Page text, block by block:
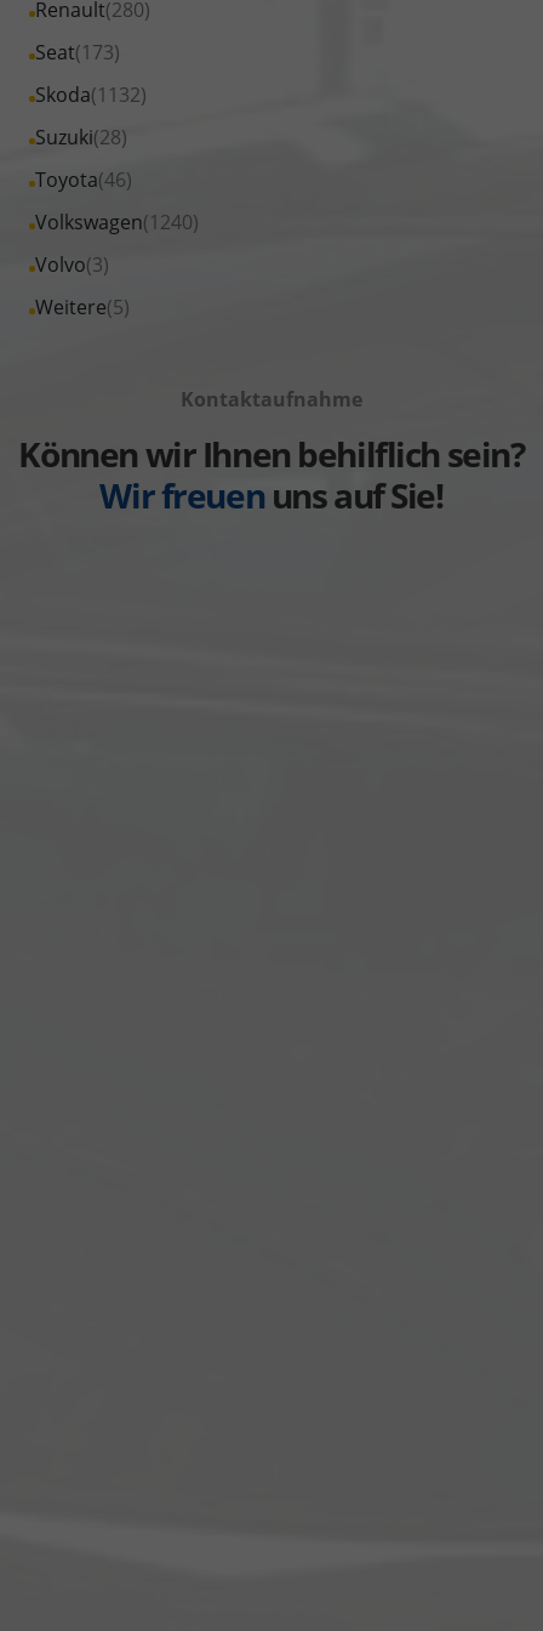
anzeigen
Opel
anzeigen
Peugeot
anzeigen
Renault(280)
Alle
Fahrzeuge
Renault
anzeigen
Seat(173)
Alle
Fahrzeuge
Seat
anzeigen
Skoda(1132)
Alle
Fahrzeuge
Skoda
anzeigen
Suzuki(28)
Alle
Fahrzeuge
Suzuki
anzeigen
Toyota(46)
Alle
Fahrzeuge
Toyota
anzeigen
Volkswagen(1240)
Alle
Fahrzeuge
Volkswagen
Volvo(3)
Alle
Fahrzeuge
Weitere(5)
Alle
anzeigen
Kontaktaufnahme
Können wir Ihnen behilflich sein?
Wir freuenuns auf Sie!